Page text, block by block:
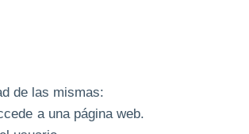
de las mismas:
a una página web.